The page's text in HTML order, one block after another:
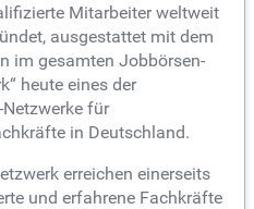
Mitarbeiter weltweit
ausgestattet mit dem
im gesamten Jobbörsen-
heute eines der
für
in Deutschland.
erreichen einerseits
und erfahrene Fachkräfte